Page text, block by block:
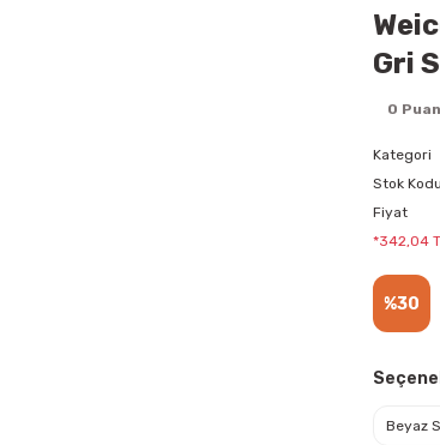
Gri
0
Kategori
Stok Kodu
Fiyat
*342,04
%30
Beyaz